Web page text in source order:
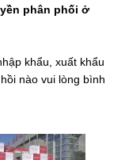
phân phối ở
khẩu, xuất khẩu
nào vui lòng bình